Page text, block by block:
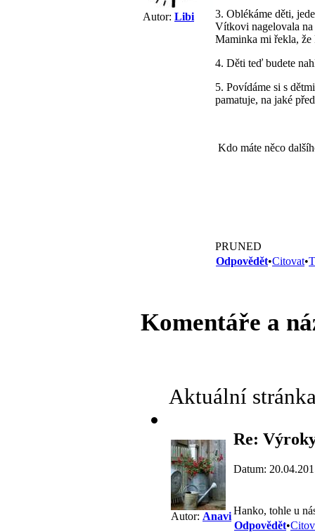
Autor: Libi
3. Oblékáme děti,
Vítkovi nagelovala
Maminka mi řekla,
4. Děti teď budete
5. Povídáme si s
pamatuje, na jaké
Kdo máte něco
PRUNED
Odpovědět•Citovat•
Komentáře a
Aktuální
Autor: Anavi
Re:
Datum:
Hanko, tohle u
Odpovědět•